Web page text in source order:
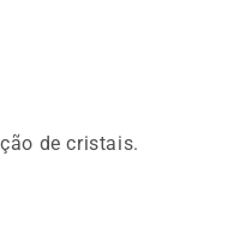
de cristais.